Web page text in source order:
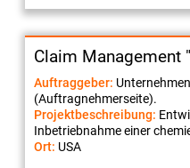
Claim Management
Auftraggeber:
(Auftragnehmerseite).
Projektbeschreibung:
Inbetriebnahme einer
Ort: USA